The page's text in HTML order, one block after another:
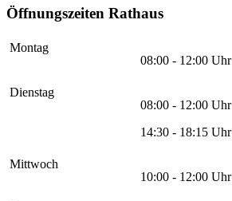
Öffnungszeiten Rathaus
Montag
08:00 - 12:00 Uhr
Dienstag
08:00 - 12:00 Uhr
14:30 - 18:15 Uhr
Mittwoch
10:00 - 12:00 Uhr